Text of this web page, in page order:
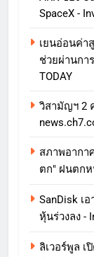
SpaceX -
เยนอ่อนค่า
ช่วยผ่านกา
TODAY
วิสามัญฯ 2
สภาพอากา
ตก" ฝนตกห
SanDisk เ
หุ้นร่วงลง -
ลิเวอร์พูล